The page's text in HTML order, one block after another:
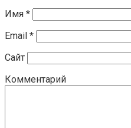
Имя *
Email *
Сайт
Комментарий